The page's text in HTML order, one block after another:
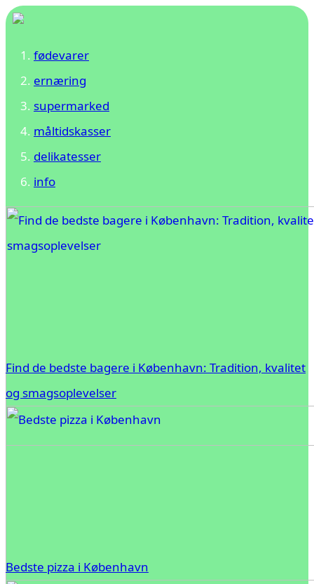
fødevarer
ernæring
supermarked
måltidskasser
delikatesser
info
Find de bedste bagere i København: Tradition, kvalitet
og smagsoplevelser
Bedste pizza i København